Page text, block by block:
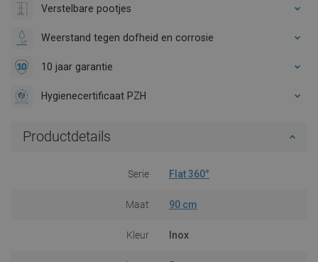
Verstelbare pootjes
Weerstand tegen dofheid en corrosie
10 jaar garantie
Hygienecertificaat PZH
Productdetails
Serie Flat 360°
Maat 90 cm
Kleur Inox